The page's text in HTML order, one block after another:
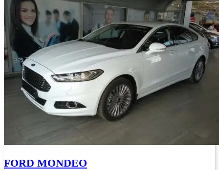
FORD MONDEO